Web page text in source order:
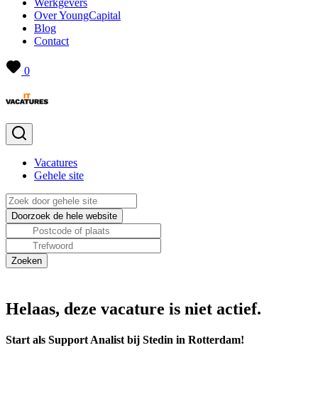
Werkgevers
Over YoungCapital
Blog
Contact
0
Vacatures
Gehele site
Helaas, deze vacature is niet actief.
Start als Support Analist bij Stedin in Rotterdam!